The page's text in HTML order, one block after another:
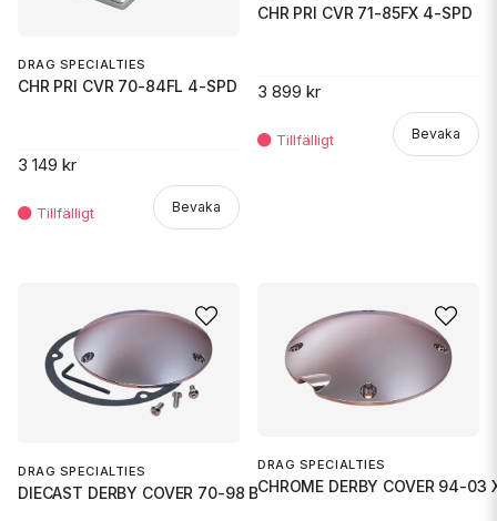
DRAG SPECIALTIES
CHR PRI CVR 70-84FL 4-SPD
3 149 kr
Bevaka
CHR PRI CVR 71-85FX 4-SPD
3 899 kr
Bevaka
DRAG SPECIALTIES
DIECAST DERBY COVER 70-98 BT
DRAG SPECIALTIES
CHROME DERBY COVER 94-03